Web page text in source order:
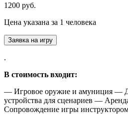
1200 руб.
Цена указана за 1 человека
Заявка на игру
.
В стоимость входит:
— Игровое оружие и амуниция —
устройства для сценариев —
Сопровождение игры